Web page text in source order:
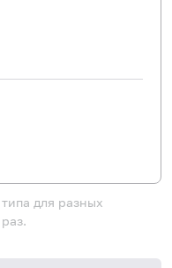
для разных